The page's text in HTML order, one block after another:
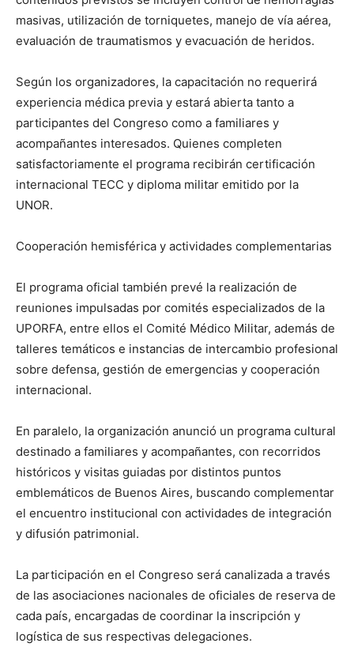
masivas, utilización de torniquetes, manejo de vía aérea,
evaluación de traumatismos y evacuación de heridos.
Según los organizadores, la capacitación no requerirá
experiencia médica previa y estará abierta tanto a
participantes del Congreso como a familiares y
acompañantes interesados. Quienes completen
satisfactoriamente el programa recibirán certificación
internacional TECC y diploma militar emitido por la
UNOR.
Cooperación hemisférica y actividades complementarias
El programa oficial también prevé la realización de
reuniones impulsadas por comités especializados de la
UPORFA, entre ellos el Comité Médico Militar, además de
talleres temáticos e instancias de intercambio profesional
sobre defensa, gestión de emergencias y cooperación
internacional.
En paralelo, la organización anunció un programa cultural
destinado a familiares y acompañantes, con recorridos
históricos y visitas guiadas por distintos puntos
emblemáticos de Buenos Aires, buscando complementar
el encuentro institucional con actividades de integración
y difusión patrimonial.
La participación en el Congreso será canalizada a través
de las asociaciones nacionales de oficiales de reserva de
cada país, encargadas de coordinar la inscripción y
logística de sus respectivas delegaciones.